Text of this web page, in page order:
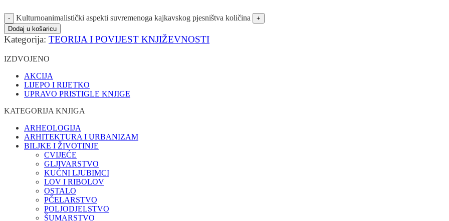
Kulturnoanimalistički aspekti suvremenoga kajkavskog pjesništva količina
Dodaj u košaricu
Kategorija: TEORIJA I POVIJEST KNJIŽEVNOSTI
IZDVOJENO
AKCIJA
LIJEPO I RIJETKO
UPRAVO PRISTIGLE KNJIGE
KATEGORIJA KNJIGA
ARHEOLOGIJA
ARHITEKTURA I URBANIZAM
BILJKE I ŽIVOTINJE
CVIJEĆE
GLJIVARSTVO
KUĆNI LJUBIMCI
LOV I RIBOLOV
OSTALO
PČELARSTVO
POLJODJELSTVO
ŠUMARSTVO